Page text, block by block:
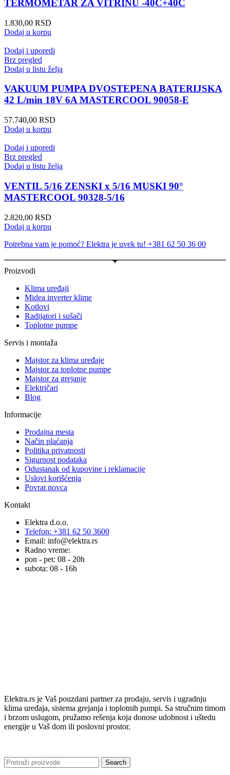
TERMOMETAR ZA VITRINU -40C+40C
1.830,00 RSD
Dodaj u korpu
Dodaj i uporedi
Brz pregled
Dodaj u listu želja
VAKUUM PUMPA DVOSTEPENA BATERIJSKA
42 L/min 18V 6A MASTERCOOL 90058-E
57.740,00 RSD
Dodaj u korpu
Dodaj i uporedi
Brz pregled
Dodaj u listu želja
VENTIL 5/16 ZENSKI x 5/16 MUSKI 90°
MASTERCOOL 90328-5/16
2.820,00 RSD
Dodaj u korpu
Potrebna vam je pomoć? Elektra je uvek tu! +381 62 50 36 00
Proizvodi
Klima uređaji
Midea inverter klime
Kotlovi
Radijatori i sušači
Toplotne pumpe
Servis i montaža
Majstor za klima uređaje
Majstor za toplotne pumpe
Majstor za grejanje
Električari
Blog
Informacije
Prodajna mesta
Način plaćanja
Politika privatnosti
Sigurnost podataka
Odustanak od kupovine i reklamacije
Uslovi korišćenja
Povrat novca
Kontakt
Elektra d.o.o.
Telefon: +381 62 50 3600
Email: info@elektra.rs
Radno vreme:
pon - pet: 08 - 20h
subota: 08 - 16h
Elektra.rs je Vaš pouzdani partner za prodaju, servis i ugradnju
klima uređaja, sistema grejanja i toplotnih pumpi. Sa stručnim timom
i brzom uslugom, pružamo rešenja koja donose udobnost i uštedu
energije u Vaš dom ili poslovni prostor.
Search